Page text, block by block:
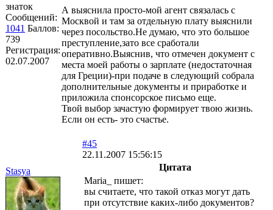
знаток
Сообщений:
1041 Баллов:
739
Регистрация:
02.07.2007
А выяснила просто-мой агент связалась с
Москвой и там за отдельную плату выяснили
через посольство.Не думаю, что это большое
преступление,зато все сработали
оперативно.Выяснив, что отмечен документ с
места моей работы о зарплате (недостаточная
для Греции)-при подаче в следующий собрала
дополнительные документы и приработке и
приложила спонсорское письмо еще.
Твой выбор зачастую формирует твою жизнь.
Если он есть- это счастье.
Stasya
#45
22.11.2007 15:56:15
Цитата
Maria_ пишет:
вы считаете, что такой отказ могут дать
при отсутствие каких-либо документов?